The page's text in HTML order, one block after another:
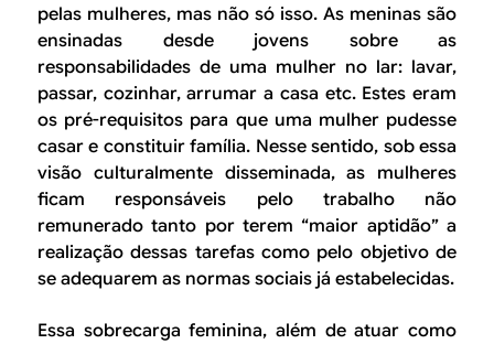
pelas mulheres, mas não só isso. As meninas são
ensinadas desde jovens sobre as
responsabilidades de uma mulher no lar: lavar,
passar, cozinhar, arrumar a casa etc. Estes eram
os pré-requisitos para que uma mulher pudesse
casar e constituir família. Nesse sentido, sob essa
visão culturalmente disseminada, as mulheres
ficam responsáveis pelo trabalho não
remunerado tanto por terem “maior aptidão” a
realização dessas tarefas como pelo objetivo de
se adequarem as normas sociais já estabelecidas.
Essa sobrecarga feminina, além de atuar como